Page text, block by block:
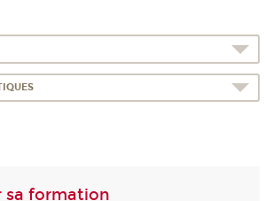
sa formation